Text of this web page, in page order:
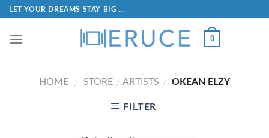
LET YOUR DREAMS STAY BIG ...
0
HOME / STORE / ARTISTS / OKEAN ELZY
FILTER